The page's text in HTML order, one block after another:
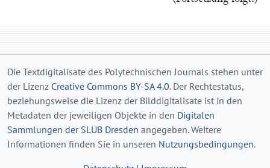
Die Textdigitalisate des Polytechnischen Journals stehen unter
der Lizenz Creative Commons BY-SA 4.0. Der Rechtestatus,
beziehungsweise die Lizenz der Bilddigitalisate ist in den
Metadaten der jeweiligen Objekte in den Digitalen
Sammlungen der SLUB Dresden angegeben. Weitere
Informationen finden Sie in unseren Nutzungsbedingungen.